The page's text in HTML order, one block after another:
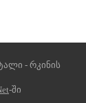
- რკინის
-ში